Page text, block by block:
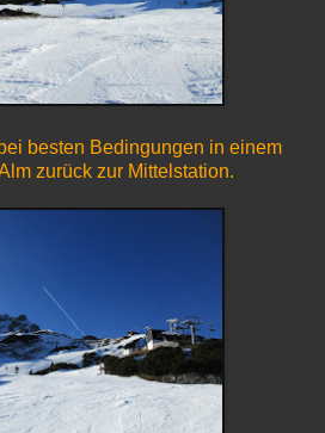
besten Bedingungen in einem
zurück zur Mittelstation.